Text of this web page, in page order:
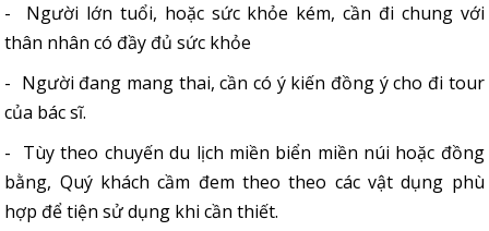
- Người lớn tuổi, hoặc sức khỏe kém, cần đi chung với
thân nhân có đầy đủ sức khỏe
- Người đang mang thai, cần có ý kiến đồng ý cho đi tour
của bác sĩ.
- Tùy theo chuyến du lịch miền biển miền núi hoặc đồng
bằng, Quý khách cầm đem theo theo các vật dụng phù
hợp để tiện sử dụng khi cần thiết.